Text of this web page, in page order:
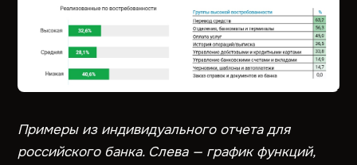
Примеры из индивидуального отчета для
российского банка. Слева — график функций,